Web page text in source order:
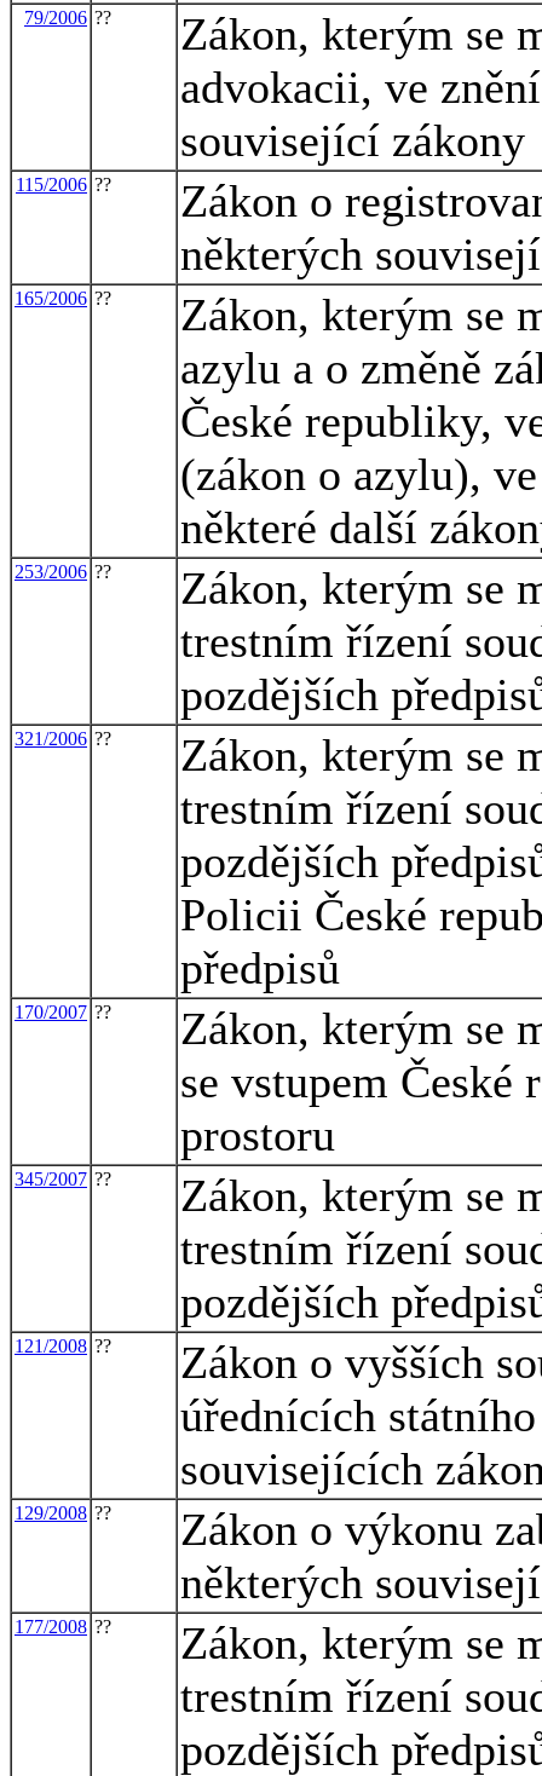
79/2006 ??
Zákon, kterým se
advokacii, ve
související zákony
115/2006 ??
Zákon o
některých
165/2006 ??
Zákon, kterým se
azylu a o změně
České republiky,
(zákon o azylu),
některé další
253/2006 ??
Zákon, kterým se
trestním řízení
pozdějších
321/2006 ??
Zákon, kterým se
trestním řízení
pozdějších
Policii České
předpisů
170/2007 ??
Zákon, kterým se
se vstupem České
prostoru
345/2007 ??
Zákon, kterým se
trestním řízení
pozdějších
121/2008 ??
Zákon o vyšších
úřednících
souvisejících
129/2008 ??
Zákon o výkonu
některých
177/2008 ??
Zákon, kterým se
trestním řízení
pozdějších